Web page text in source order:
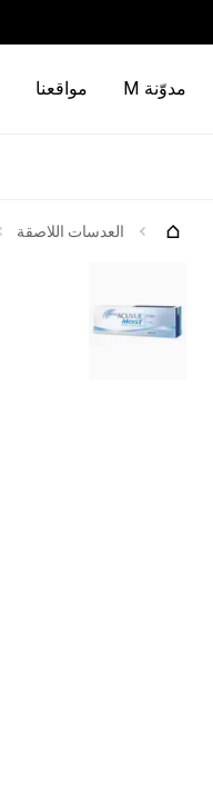
مدوّنة M مواقعنا
العدسات اللاصقة